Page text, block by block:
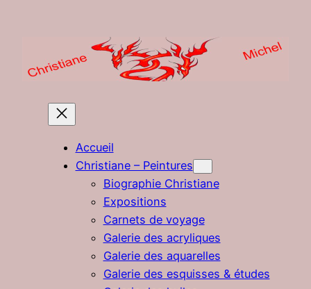
Accueil
Christiane – Peintures
Biographie Christiane
Expositions
Carnets de voyage
Galerie des acryliques
Galerie des aquarelles
Galerie des esquisses & études